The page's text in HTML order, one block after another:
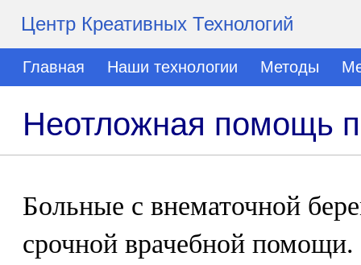
Центр Креативных Технологий
Главная Наши технологии Методы
Неотложная помощь
Больные с внематочной
срочной врачебной